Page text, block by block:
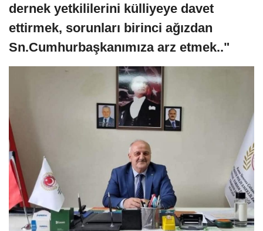
dernek yetkililerini külliyeye davet
ettirmek, sorunları birinci ağızdan
Sn.Cumhurbaşkanımıza arz etmek.."